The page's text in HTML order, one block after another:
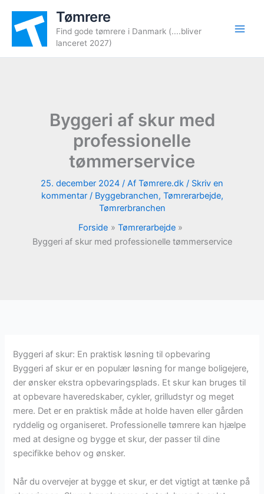
indholdet
Tømrere
Find gode tømrere i Danmark (....bliver
lanceret 2027)
Byggeri af skur med
professionelle
tømmerservice
25. december 2024 / Af Tømrere.dk / Skriv en
kommentar / Byggebranchen, Tømrerarbejde,
Tømrerbranchen
Forside
Tømrerarbejde
Byggeri af skur med professionelle tømmerservice
Byggeri af skur: En praktisk løsning til opbevaring
Byggeri af skur er en populær løsning for mange boligejere,
der ønsker ekstra opbevaringsplads. Et skur kan bruges til
at opbevare haveredskaber, cykler, grilludstyr og meget
mere. Det er en praktisk måde at holde haven eller gården
ryddelig og organiseret. Professionelle tømrere kan hjælpe
med at designe og bygge et skur, der passer til dine
specifikke behov og ønsker.
Når du overvejer at bygge et skur, er det vigtigt at tænke på